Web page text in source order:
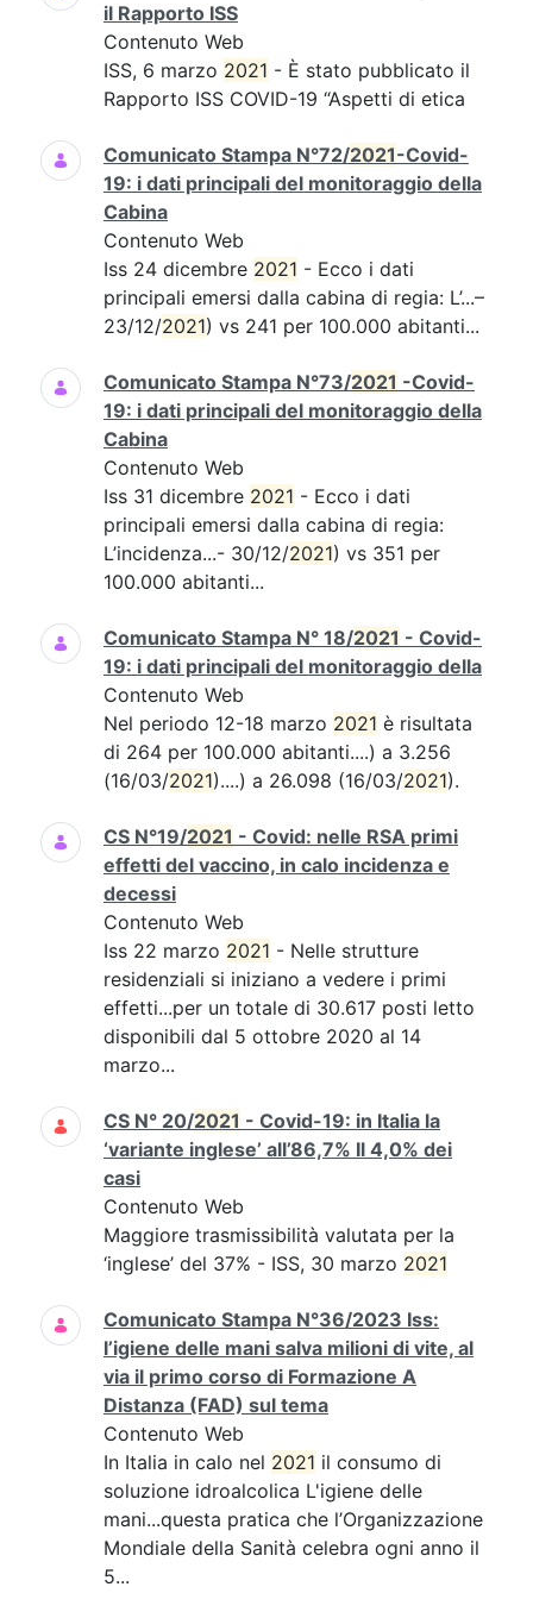
il Rapporto ISS
Contenuto Web
ISS, 6 marzo 2021 - È stato pubblicato il
Rapporto ISS COVID-19 “Aspetti di etica
Comunicato Stampa N°72/2021-Covid-
19: i dati principali del monitoraggio della
Cabina
Contenuto Web
Iss 24 dicembre 2021 - Ecco i dati
principali emersi dalla cabina di regia: L’...–
23/12/2021) vs 241 per 100.000 abitanti...
Comunicato Stampa N°73/2021 -Covid-
19: i dati principali del monitoraggio della
Cabina
Contenuto Web
Iss 31 dicembre 2021 - Ecco i dati
principali emersi dalla cabina di regia:
L’incidenza...- 30/12/2021) vs 351 per
100.000 abitanti...
Comunicato Stampa N° 18/2021 - Covid-
19: i dati principali del monitoraggio della
Contenuto Web
Nel periodo 12-18 marzo 2021 è risultata
di 264 per 100.000 abitanti....) a 3.256
(16/03/2021)....) a 26.098 (16/03/2021).
CS N°19/2021 - Covid: nelle RSA primi
effetti del vaccino, in calo incidenza e
decessi
Contenuto Web
Iss 22 marzo 2021 - Nelle strutture
residenziali si iniziano a vedere i primi
effetti...per un totale di 30.617 posti letto
disponibili dal 5 ottobre 2020 al 14
marzo...
CS N° 20/2021 - Covid-19: in Italia la
‘variante inglese’ all’86,7% Il 4,0% dei
casi
Contenuto Web
Maggiore trasmissibilità valutata per la
‘inglese’ del 37% - ISS, 30 marzo 2021
Comunicato Stampa N°36/2023 Iss:
l’igiene delle mani salva milioni di vite, al
via il primo corso di Formazione A
Distanza (FAD) sul tema
Contenuto Web
In Italia in calo nel 2021 il consumo di
soluzione idroalcolica L'igiene delle
mani...questa pratica che l’Organizzazione
Mondiale della Sanità celebra ogni anno il
5...